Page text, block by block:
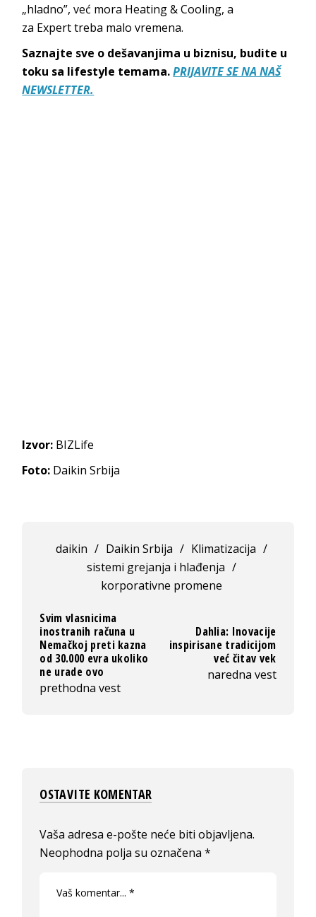
„hladno”, već mora Heating & Cooling, a
za Experttreba malovremena.
Saznajte sve o dešavanjima u biznisu, budite u
toku sa lifestyle temama.PRIJAVITE SE NA NAŠ
NEWSLETTER.
Izvor: BIZLife
Foto: Daikin Srbija
daikin / Daikin Srbija / Klimatizacija /
sistemi grejanja i hlađenja /
korporativne promene
Svim vlasnicima
inostranih računa u
Nemačkoj preti kazna
od 30.000 evra ukoliko
ne urade ovo
prethodna vest
Dahlia: Inovacije
inspirisane tradicijom
već čitav vek
naredna vest
OSTAVITE KOMENTAR
Vaša adresa e-pošte neće biti objavljena.
Neophodna polja su označena*